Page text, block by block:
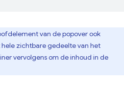
van de popover ook
zichtbare gedeelte van het
vervolgens om de inhoud in de